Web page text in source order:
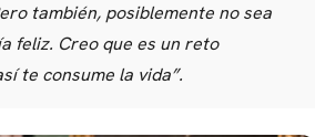
también, posiblemente no sea
feliz. Creo que es un reto
te consume la vida”.